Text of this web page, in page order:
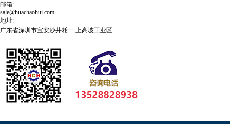
邮箱:
sale@huachaohui.com
地址:
广东省深圳市宝安沙井耗一 上高坡工业区